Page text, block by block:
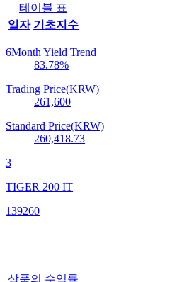
테이블 표
일자 기초지수
6Month Yield Trend
83.78%
Trading Price(KRW)
261,600
Standard Price(KRW)
260,418.73
3
TIGER 200 IT
139260
상품의 수익률